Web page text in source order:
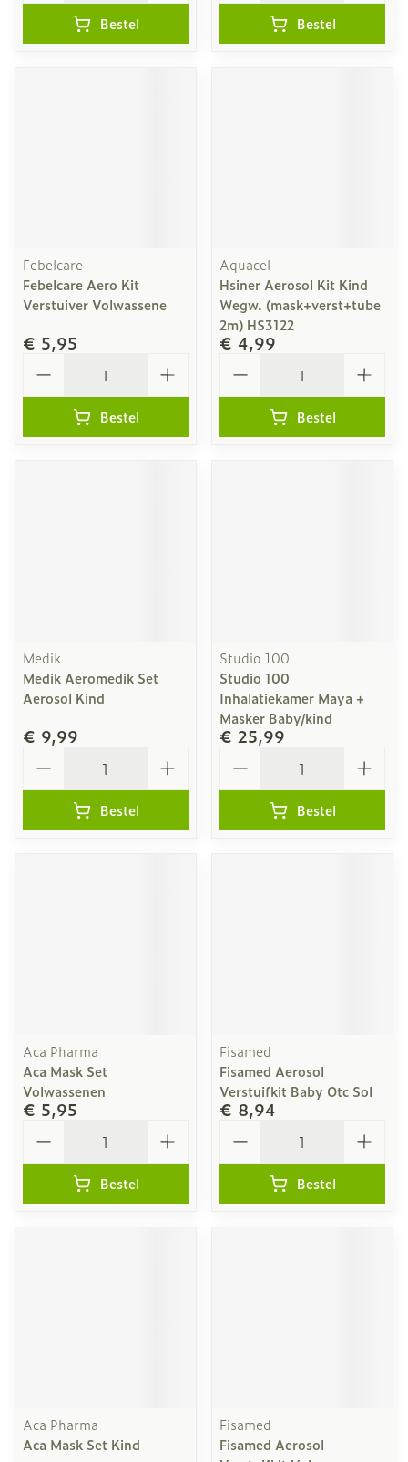
Bestel Bestel
Febelcare
Febelcare Aero Kit
Verstuiver Volwassene
€ 5,95
Bestel
Aquacel
Hsiner Aerosol Kit Kind
Wegw. (mask+verst+tube
2m) HS3122
€ 4,99
Bestel
Medik
Medik Aeromedik Set
Aerosol Kind
€ 9,99
Bestel
Studio 100
Studio 100
Inhalatiekamer Maya +
Masker Baby/kind
€ 25,99
Bestel
Aca Pharma
Aca Mask Set
Volwassenen
€ 5,95
Bestel
Fisamed
Fisamed Aerosol
Verstuifkit Baby Otc Sol
€ 8,94
Bestel
Aca Pharma
Aca Mask Set Kind
Fisamed
Fisamed Aerosol